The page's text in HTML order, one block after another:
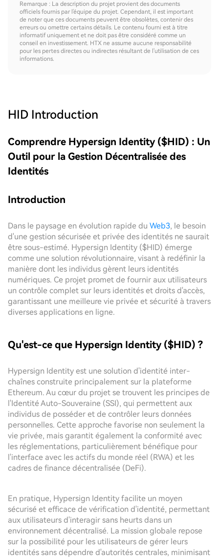
Remarque : La description du projet provient des documents
officiels fournis par l'équipe du projet. Cependant, il est important
de noter que ces documents peuvent être obsolètes, contenir des
erreurs ou omettre certains détails. Le contenu fourni est à titre
informatif uniquement et ne doit pas être considéré comme un
conseil en investissement. HTX ne assume aucune responsabilité
pour les pertes directes ou indirectes résultant de l'utilisation de ces
informations.
HID Introduction
Comprendre Hypersign Identity ($HID) : Un
Outil pour la Gestion Décentralisée des
Identités
Introduction
Dans le paysage en évolution rapide du Web3, le besoin
d'une gestion sécurisée et privée des identités ne saurait
être sous-estimé. Hypersign Identity ($HID) émerge
comme une solution révolutionnaire, visant à redéfinir la
manière dont les individus gèrent leurs identités
numériques. Ce projet promet de fournir aux utilisateurs
un contrôle complet sur leurs identités et droits d'accès,
garantissant une meilleure vie privée et sécurité à travers
diverses applications en ligne.
Qu'est-ce que Hypersign Identity ($HID) ?
Hypersign Identity est une solution d'identité inter-
chaînes construite principalement sur la plateforme
Ethereum. Au cœur du projet se trouvent les principes de
l'Identité Auto-Souveraine (SSI), qui permettent aux
individus de posséder et de contrôler leurs données
personnelles. Cette approche favorise non seulement la
vie privée, mais garantit également la conformité avec
les réglementations, particulièrement bénéfique pour
l'interface avec les actifs du monde réel (RWA) et les
cadres de finance décentralisée (DeFi).
En pratique, Hypersign Identity facilite un moyen
sécurisé et efficace de vérification d'identité, permettant
aux utilisateurs d'interagir sans heurts dans un
environnement décentralisé. La mission globale repose
sur la possibilité pour les utilisateurs de gérer leurs
identités sans dépendre d'autorités centrales, minimisant